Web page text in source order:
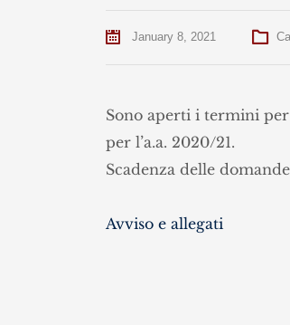
January 8, 2021
Sono aperti i termini per
per l’a.a. 2020/21.
Scadenza delle
Avviso e allegati